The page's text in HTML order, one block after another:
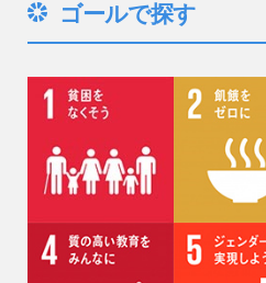
ゴールで探す